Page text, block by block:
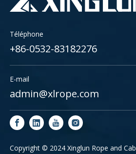
Téléphone
+86-0532-83182276
E-mail
admin@xlrope.com
Copyright © 2024 Xinglun Rope and